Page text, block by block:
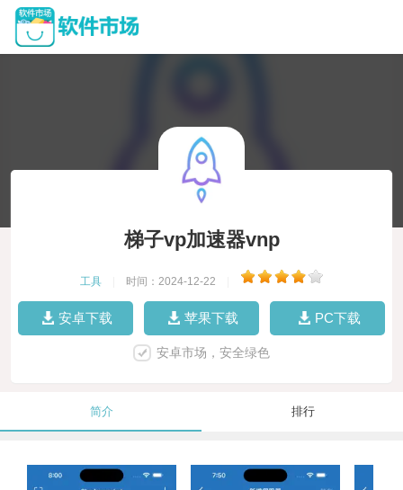
梯子vp加速器vnp
工具 时间：2024-12-22
安卓下载 苹果下载 PC下载
安卓市场，安全绿色
简介 排行